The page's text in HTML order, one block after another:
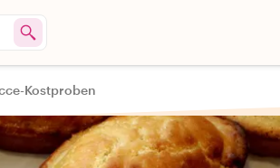
Kostproben